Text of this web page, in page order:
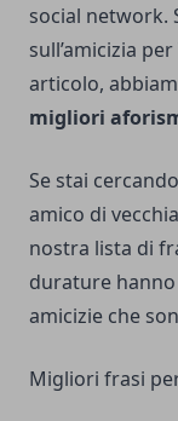
social network.
sull’amicizia
articolo,
migliori
Se stai
amico di
nostra lista di
durature
amicizie che
Migliori frasi